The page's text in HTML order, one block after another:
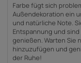
Farbe fügt sich
Außendekoration ein
und natürliche Note.
Entspannung und
genießen. Warten Sie
hinzuzufügen und
der Ruhe!